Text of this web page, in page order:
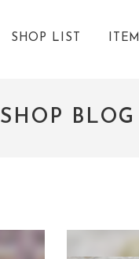
SHOP LIST ITEM
SHOP BLOG